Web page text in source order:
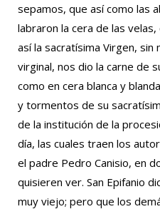
sepamos, que así como las
labraron la cera de las
así la sacratísima Virgen,
virginal, nos dio la carne de
como en cera blanca y
y tormentos de su
de la institución de la
día, las cuales traen los
el padre Pedro Canisio, en
quisieren ver. San Epifanio
muy viejo; pero que los